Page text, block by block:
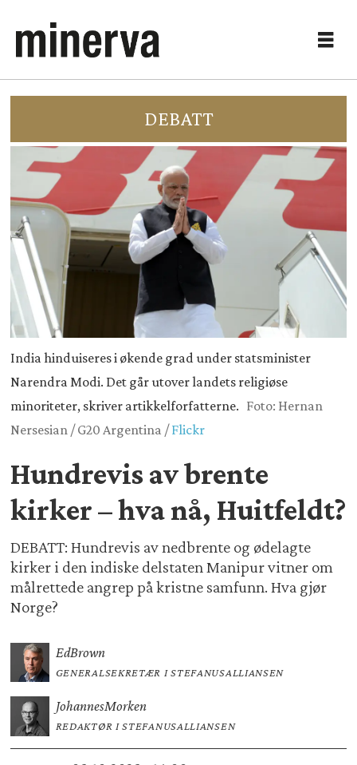
DEBATT
India hinduiseres i økende grad under statsminister
Narendra Modi. Det går utover landets religiøse
minoriteter, skriver artikkelforfatterne. Foto: Hernan
Nersesian / G20 Argentina /Flickr
Hundrevis av brente
kirker – hva nå, Huitfeldt?
DEBATT: Hundrevis av nedbrente og ødelagte
kirker i den indiske delstaten Manipur vitner om
målrettede angrep på kristne samfunn. Hva gjør
Norge?
EdBrown
GENERALSEKRETÆR I STEFANUSALLIANSEN
JohannesMorken
REDAKTØR I STEFANUSALLIANSEN